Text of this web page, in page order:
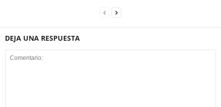
DEJA UNA RESPUESTA